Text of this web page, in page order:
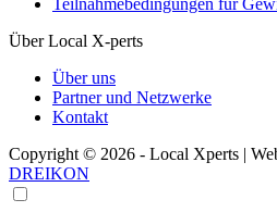
Über Local X-perts
Über uns
Partner und Netzwerke
Kontakt
Copyright © 2026 - Local Xperts |
DREIKON